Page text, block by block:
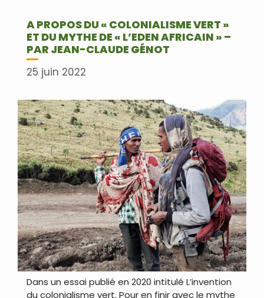
A PROPOS DU « COLONIALISME VERT »
ET DU MYTHE DE « L’EDEN AFRICAIN » –
PAR JEAN-CLAUDE GÉNOT
25 juin 2022
Dans un essai publié en 2020 intitulé L’invention
du colonialisme vert. Pour en finir avec le mythe